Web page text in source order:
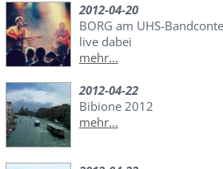
2012-04-20
BORG am UHS-
live dabei
mehr...
2012-04-22
Bibione 2012
mehr...